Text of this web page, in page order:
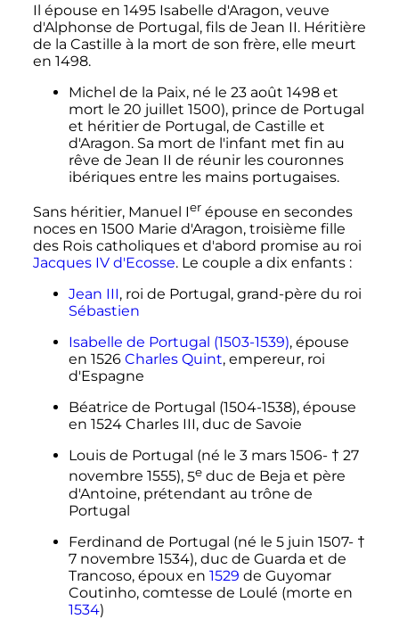
Il épouse en 1495 Isabelle d'Aragon, veuve
d'Alphonse de Portugal, fils de Jean II. Héritière
de la Castille à la mort de son frère, elle meurt
en 1498.
Michel de la Paix, né le 23 août 1498et
mort le 20 juillet 1500), prince de Portugal
et héritier de Portugal, de Castille et
d'Aragon. Sa mort de l'infant met fin au
rêve de Jean II de réunir les couronnes
ibériques entre les mains portugaises.
Sans héritier, Manuel Ier épouse en secondes
noces en 1500 Marie d'Aragon, troisième fille
des Rois catholiques et d'abord promise au roi
Jacques IV d'Ecosse. Le couple a dix enfants :
Jean III, roi de Portugal, grand-père du roi
Sébastien
Isabelle de Portugal (1503-1539), épouse
en 1526 Charles Quint, empereur, roi
d'Espagne
Béatrice de Portugal (1504-1538), épouse
en 1524 Charles III, duc de Savoie
Louis de Portugal (né le 3 mars 1506- † 27
novembre 1555), 5educ de Beja et père
d'Antoine, prétendant au trône de
Portugal
Ferdinand de Portugal (né le 5 juin 1507- †
7 novembre 1534), duc de Guarda et de
Trancoso, époux en 1529 de Guyomar
Coutinho, comtesse de Loulé (morte en
1534)